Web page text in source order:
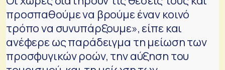
προσπαθούμε να βρούμε έναν κοινό
τρόπο να συνυπάρξουμε», είπε και
ανέφερε ως παράδειγμα τη μείωση των
προσφυγικών ροών, την αύξηση του